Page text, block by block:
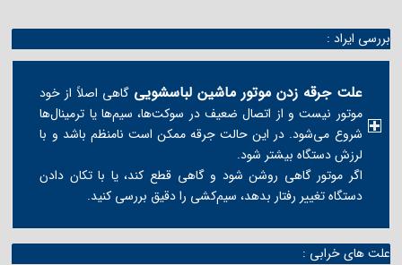
بررسی ایراد :
علت جرقه زدن موتور ماشین لباسشویی گاهی اصلاً از خود
موتور نیست و از اتصال ضعیف در سوکت‌ها، سیم‌ها یا ترمینال‌ها
شروع می‌شود. در این حالت جرقه ممکن است نامنظم باشد و با
لرزش دستگاه بیشتر شود.
اگر موتور گاهی روشن شود و گاهی قطع کند، یا با تکان دادن
دستگاه تغییر رفتار بدهد، سیم‌کشی را دقیق بررسی کنید.
علت های خرابی :